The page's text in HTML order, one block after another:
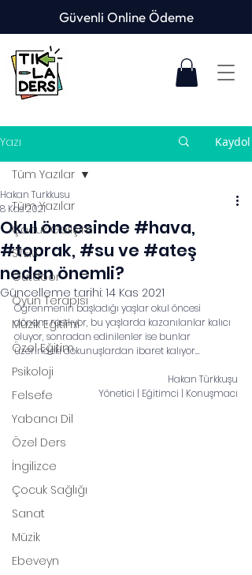
Güvenli Online Ödeme
Yazı Kaydol
Tüm Yazılar
Çocuk Gelişimi
STEM
Outdoor
Oyun Terapisi
Müzik Eğitimi
Özel Eğitim
Psikoloji
Felsefe
Yabancı Dil
Özel Ders
İngilizce
Çocuk Sağlığı
Sanat
Müzik
Ebeveyn
Tüm Yazılar
Okul öncesinde #hava,
#toprak, #su ve #ateş
neden önemli?
Hakan Turkkusu
8 Kas 2021
Güncelleme tarihi: 14 Kas 2021
Öğrenmenin başladığı yaşlar okul öncesi
dönem rastlıyor, bu yaşlarda kazanılanlar kalıcı
oluyor, sonradan edinilenler ise bunlar
üzerindeki dokunuşlardan ibaret kalıyor...
Hakan Türkkuşu
Yönetici | Eğitimci | Konuşmacı